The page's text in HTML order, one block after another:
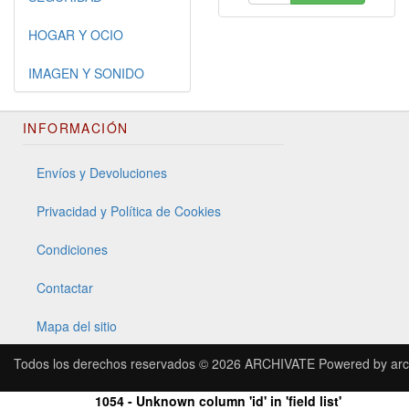
HOGAR Y OCIO
IMAGEN Y SONIDO
INFORMACIÓN
Envíos y Devoluciones
Privacidad y Política de Cookies
Condiciones
Contactar
Mapa del sitio
Todos los derechos reservados © 2026 ARCHIVATE Powered by
1054 - Unknown column 'id' in 'field list'